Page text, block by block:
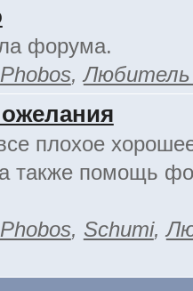
форума.
Phobos,Любитель
плохое
также помощь
Phobos, Schumi,